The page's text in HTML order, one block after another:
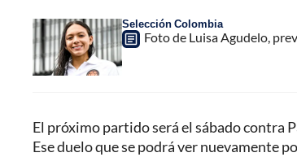
Selección Colombia
Foto de Luisa Agudelo,
El próximo partido será el sábado contra
Ese duelo que se podrá ver nuevamente